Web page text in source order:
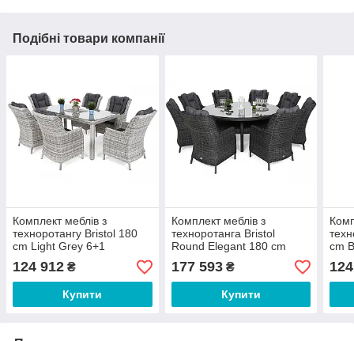
Подібні товари компанії
Комплект меблів з
техноротангу Bristol 180
cm Light Grey 6+1
124 912 ₴
Купити
Комплект меблів з
техноротанга Bristol
Round Elegant 180 cm
Grey 8+1
177 593₴
Купити
cm